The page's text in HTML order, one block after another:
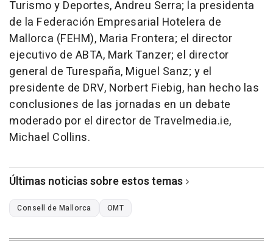
Turismo y Deportes, Andreu Serra; la presidenta
de la Federación Empresarial Hotelera de
Mallorca (FEHM), Maria Frontera; el director
ejecutivo de ABTA, Mark Tanzer; el director
general de Turespaña, Miguel Sanz; y el
presidente de DRV, Norbert Fiebig, han hecho las
conclusiones de las jornadas en un debate
moderado por el director de Travelmedia.ie,
Michael Collins.
Últimas noticias sobre estos temas
Consell de Mallorca OMT